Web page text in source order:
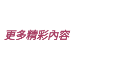
入...
更多精彩內容